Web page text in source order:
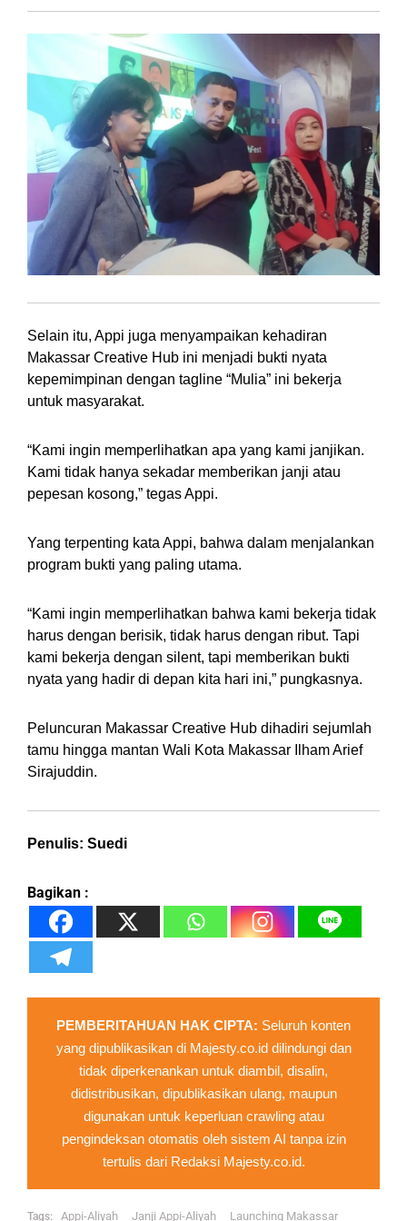
Selain itu, Appi juga menyampaikan kehadiran
Makassar Creative Hub ini menjadi bukti nyata
kepemimpinan dengan tagline “Mulia” ini bekerja
untuk masyarakat.
“Kami ingin memperlihatkan apa yang kami janjikan.
Kami tidak hanya sekadar memberikan janji atau
pepesan kosong,” tegas Appi.
Yang terpenting kata Appi, bahwa dalam menjalankan
program bukti yang paling utama.
“Kami ingin memperlihatkan bahwa kami bekerja tidak
harus dengan berisik, tidak harus dengan ribut. Tapi
kami bekerja dengan silent, tapi memberikan bukti
nyata yang hadir di depan kita hari ini,” pungkasnya.
Peluncuran Makassar Creative Hub dihadiri sejumlah
tamu hingga mantan Wali Kota Makassar Ilham Arief
Sirajuddin.
Penulis: Suedi
Bagikan :
PEMBERITAHUAN HAK CIPTA: Seluruh konten
yang dipublikasikan di Majesty.co.id dilindungi dan
tidak diperkenankan untuk diambil, disalin,
didistribusikan, dipublikasikan ulang, maupun
digunakan untuk keperluan crawling atau
pengindeksan otomatis oleh sistem AI tanpa izin
tertulis dari Redaksi Majesty.co.id.
Tags: Appi-Aliyah Janji Appi-Aliyah
Launching Makassar